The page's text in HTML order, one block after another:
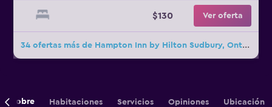
$130 Ver oferta
34 ofertas más de Hampton Inn by Hilton Sudbury, Ontario
Sobre Habitaciones Servicios Opiniones Ubicación